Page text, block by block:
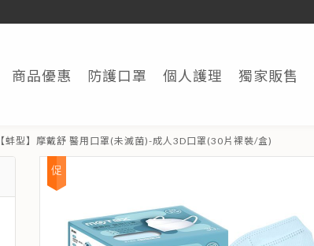
商品優惠 防護口罩 個人護理 獨家販售
【蚌型】摩戴舒 醫用口罩(未滅菌)-成人3D口罩(30片裸裝/盒)